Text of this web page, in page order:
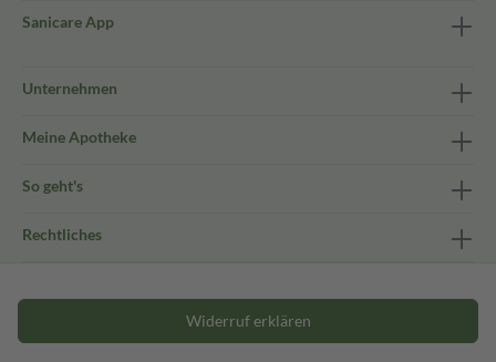
Sanicare App
Unternehmen
Meine Apotheke
So geht's
Rechtliches
Widerruf erklären